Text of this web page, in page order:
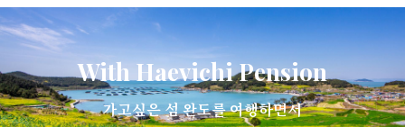
With Haevichi Pension
가고싶은 섬 완도를 여행하면서